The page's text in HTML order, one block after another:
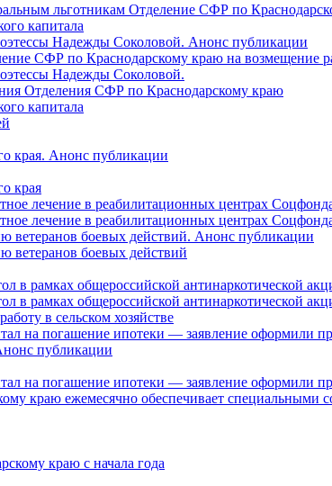
льготникам Отделение СФР по
капитала
Надежды Соколовой. Анонс публикации
СФР по Краснодарскому краю на возмещение
Надежды Соколовой.
Отделения СФР по Краснодарскому краю
капитала
края. Анонс публикации
края
лечение в реабилитационных центрах
лечение в реабилитационных центрах
ветеранов боевых действий. Анонс публикации
ветеранов боевых действий
в рамках общероссийской антинаркотической
в рамках общероссийской антинаркотической
в сельском хозяйстве
на погашение ипотеки — заявление оформили
публикации
на погашение ипотеки — заявление оформили
краю ежемесячно обеспечивает специальными
краю с начала года